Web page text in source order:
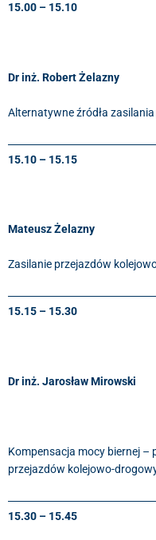
15.00 – 15.10
Dr inż. Robert Żelazny
Alternatywne źródła
15.10 – 15.15
Mateusz Żelazny
Zasilanie przejazdów
15.15 – 15.30
Dr inż. Jarosław Mirowski
Kompensacja mocy biernej –
przejazdów kolejowo-
15.30 – 15.45